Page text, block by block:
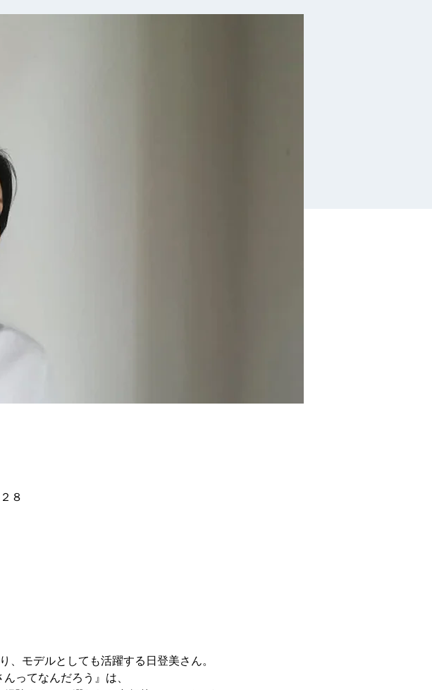
８
、モデルとしても活躍する日登美さん。
ってなんだろう』は、